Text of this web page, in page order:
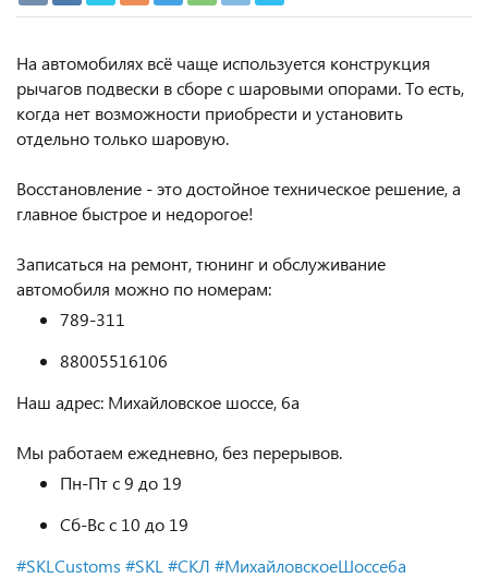
На автомобилях всё чаще используется конструкция
рычагов подвески в сборе с шаровыми опорами. То есть,
когда нет возможности приобрести и установить
отдельно только шаровую.
Восстановление - это достойное техническое решение, а
главное быстрое и недорогое!
Записаться на ремонт, тюнинг и обслуживание
автомобиля можно по номерам:
789-311
88005516106
Наш адрес: Михайловское шоссе, 6а
Мы работаем ежедневно, без перерывов.
Пн-Пт с 9 до 19
Сб-Вс с 10 до 19
#SKLCustoms #SKL #СКЛ #МихайловскоеШоссе6а